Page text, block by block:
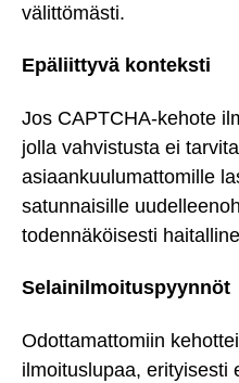
välittömästi.
Epäliittyvä konteksti
Jos CAPTCHA-kehote
jolla vahvistusta ei
asiaankuulumattomille
satunnaisille
todennäköisesti
Selainilmoituspyynnöt
Odottamattomiin
ilmoituslupaa, erityisesti